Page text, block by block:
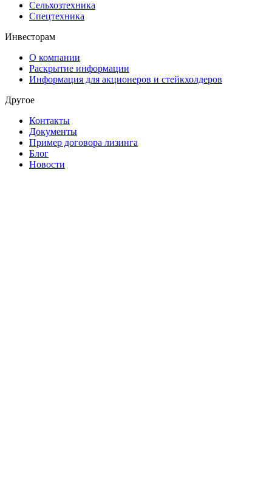
Сельхозтехника
Спецтехника
Инвесторам
О компании
Раскрытие информации
Информация для акционеров и стейкхолдеров
Другое
Контакты
Документы
Пример договора лизинга
Блог
Новости